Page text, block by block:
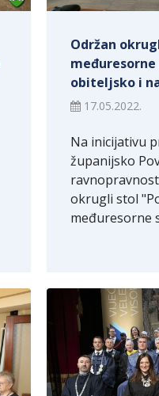
Održan
obiteljsko i
17.05.2022.
Na inicijativu
županijsko
okrugli stol
međuresorne